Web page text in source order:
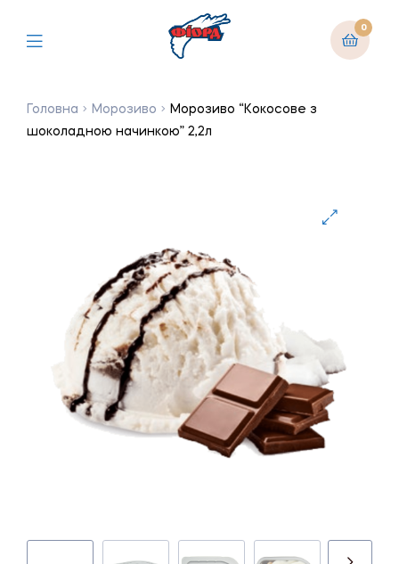
0
Головна Морозиво
Морозиво “Кокосове з
шоколадною начинкою” 2,2л